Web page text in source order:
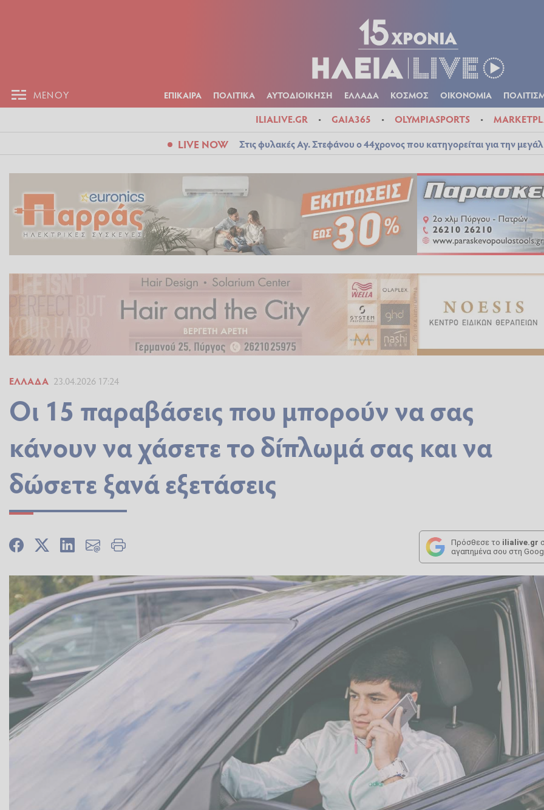
ΜΕΝΟΥ ΕΠΙΚΑΙΡΑ ΠΟΛΙΤΙΚΑ ΑΥΤΟΔΙΟΙΚΗΣΗ ΕΛΛΑΔΑ ΚΟΣΜΟΣ ΟΙΚΟΝΟΜΙΑ
ILIALIVE.GR GAIA365 OLYMPIASPORTS
LIVE NOW Στις φυλακές Αγ. Στεφάνου ο 44χρονος που κατηγορείται για την
ΕΛΛΆΔΑ 23.04.2026 17:24
Οι 15 παραβάσεις που μπορούν να σας
κάνουν να χάσετε το δίπλωμά σας και να
δώσετε ξανά εξετάσεις
Πρόσθεσε το ilialive.gr
αγαπημένα σου στη